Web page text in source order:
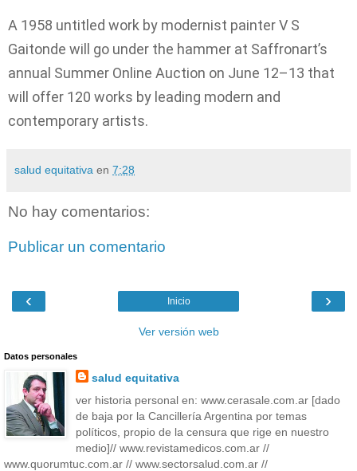
A 1958 untitled work by modernist painter V S
Gaitonde will go under the hammer at Saffronart’s
annual Summer Online Auction on June 12–13 that
will offer 120 works by leading modern and
contemporary artists.
salud equitativa en 7:28
No hay comentarios:
Publicar un comentario
‹ ›
Inicio
Ver versión web
Datos personales
salud equitativa
ver historia personal en: www.cerasale.com.ar [dado
de baja por la Cancillería Argentina por temas
políticos, propio de la censura que rige en nuestro
medio]// www.revistamedicos.com.ar //
www.quorumtuc.com.ar // www.sectorsalud.com.ar //